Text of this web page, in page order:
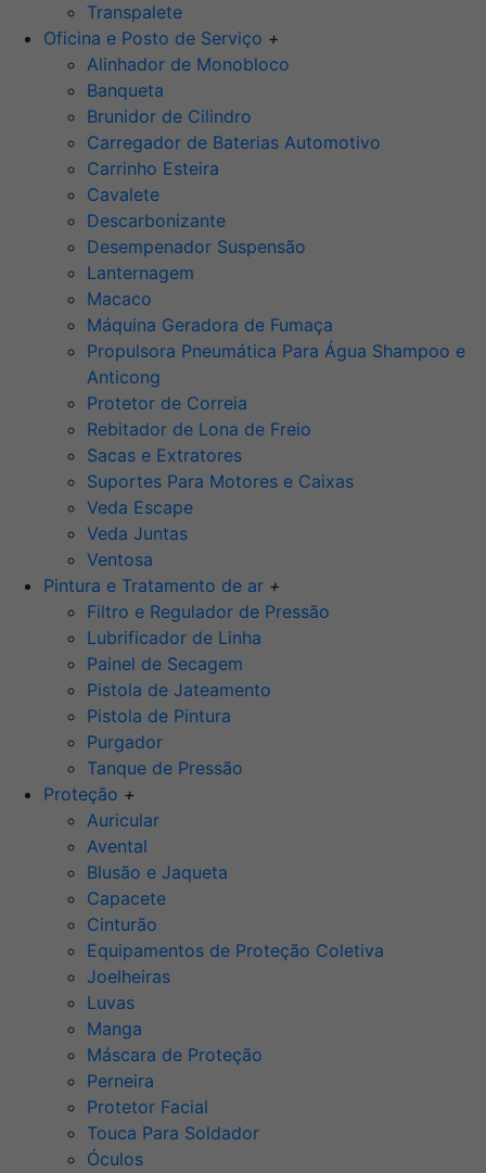
Transpalete
Oficina e Posto de Serviço +
Alinhador de Monobloco
Banqueta
Brunidor de Cilindro
Carregador de Baterias Automotivo
Carrinho Esteira
Cavalete
Descarbonizante
Desempenador Suspensão
Lanternagem
Macaco
Máquina Geradora de Fumaça
Propulsora Pneumática Para Água Shampoo e
Anticong
Protetor de Correia
Rebitador de Lona de Freio
Sacas e Extratores
Suportes Para Motores e Caixas
Veda Escape
Veda Juntas
Ventosa
Pintura e Tratamento de ar +
Filtro e Regulador de Pressão
Lubrificador de Linha
Painel de Secagem
Pistola de Jateamento
Pistola de Pintura
Purgador
Tanque de Pressão
Proteção +
Auricular
Avental
Blusão e Jaqueta
Capacete
Cinturão
Equipamentos de Proteção Coletiva
Joelheiras
Luvas
Manga
Máscara de Proteção
Perneira
Protetor Facial
Touca Para Soldador
Óculos